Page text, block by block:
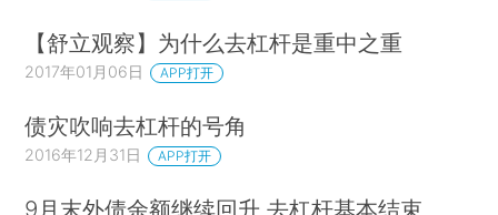
【舒立观察】为什么去杠杆是重中之重
2017年01月06日 APP打开
债灾吹响去杠杆的号角
2016年12月31日 APP打开
9月末外债余额继续回升 去杠杆基本结束